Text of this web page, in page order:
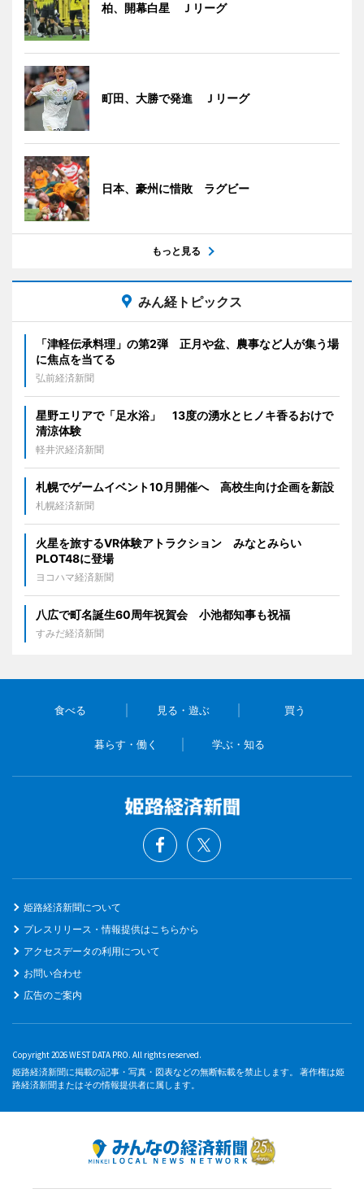
柏、開幕白星 Ｊリーグ
町田、大勝で発進 Ｊリーグ
日本、豪州に惜敗 ラグビー
もっと見る
みん経トピックス
「津軽伝承料理」の第2弾 正月や盆、農事など人が集う場
に焦点を当てる
弘前経済新聞
星野エリアで「足水浴」 13度の湧水とヒノキ香るおけで
清涼体験
軽井沢経済新聞
札幌でゲームイベント10月開催へ 高校生向け企画を新設
札幌経済新聞
火星を旅するVR体験アトラクション みなとみらい
PLOT48に登場
ヨコハマ経済新聞
八広で町名誕生60周年祝賀会 小池都知事も祝福
すみだ経済新聞
食べる 見る・遊ぶ 買う
暮らす・働く 学ぶ・知る
姫路経済新聞について
プレスリリース・情報提供はこちらから
アクセスデータの利用について
お問い合わせ
広告のご案内
Copyright 2026 WEST DATA PRO. All rights reserved.
姫路経済新聞に掲載の記事・写真・図表などの無断転載を禁止します。 著作権は姫
路経済新聞またはその情報提供者に属します。